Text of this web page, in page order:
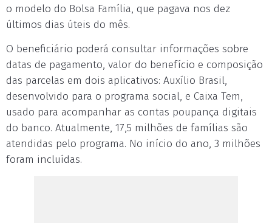
o modelo do Bolsa Família, que pagava nos dez
últimos dias úteis do mês.
O beneficiário poderá consultar informações sobre
datas de pagamento, valor do benefício e composição
das parcelas em dois aplicativos: Auxílio Brasil,
desenvolvido para o programa social, e Caixa Tem,
usado para acompanhar as contas poupança digitais
do banco. Atualmente, 17,5 milhões de famílias são
atendidas pelo programa. No início do ano, 3 milhões
foram incluídas.